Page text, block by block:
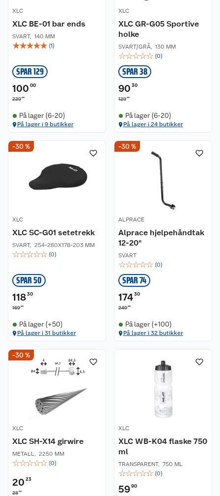
XLC
XLC BE-01 bar ends
SVART, 140 MM
☆☆☆☆☆ (1)
SPAR 129
100 00
22900
På lager (6-20)
På lager i 9 butikker
XLC
XLC GR-G05 Sportive
holke
SVART/GRÅ, 130 MM
☆☆☆☆☆ (0)
SPAR 38
90 30
12900
På lager (6-20)
På lager i 24 butikker
-30 %
XLC
XLC SC-G01 setetrekk
SVART, 254-280X178-203 MM
☆☆☆☆☆ (0)
SPAR 50
11830
16900
På lager (+50)
På lager i 31 butikker
-30 %
ALPRACE
Alprace hjelpehåndtak
12-20"
SVART
☆☆☆☆☆ (0)
SPAR 74
17430
24900
På lager (+100)
På lager i 32 butikker
-30 %
XLC
XLC SH-X14 girwire
METALL, 2250 MM
☆☆☆☆☆ (0)
20 23
2890
XLC
XLC WB-K04 flaske 750
ml
TRANSPARENT, 750 ML
☆☆☆☆☆ (0)
5990